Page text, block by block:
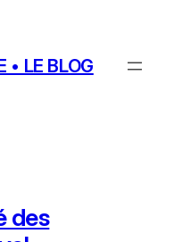
• LE BLOG
des